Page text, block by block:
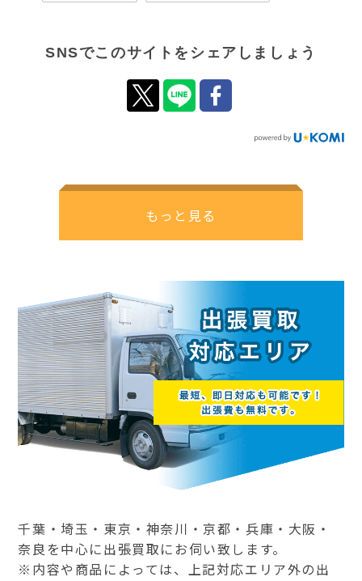
SNSでこのサイトをシェアしましょう
もっと見る
千葉・埼玉・東京・神奈川・京都・兵庫・大阪・
奈良を中心に出張買取にお伺い致します。
※内容や商品によっては、上記対応エリア外の出